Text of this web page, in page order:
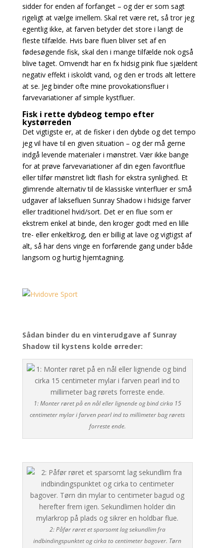
sidder for enden af forfanget – og der er som sagt
rigeligt at vælge imellem. Skal ret være ret, så tror jeg
egentlig ikke, at farven betyder det store i langt de
fleste tilfælde. Hvis bare fluen bliver set af en
fødesøgende fisk, skal den i mange tilfælde nok også
blive taget. Omvendt har en fx hidsig pink flue sjældent
negativ effekt i iskoldt vand, og den er trods alt lettere
at se. Jeg binder ofte mine provokationsfluer i
farvevariationer af simple kystfluer.
Fisk i rette dybdeog tempo efter
kystørreden
Det vigtigste er, at de fisker i den dybde og det tempo
jeg vil have til en given situation – og der må gerne
indgå levende materialer i mønstret. Vær ikke bange
for at prøve farvevariationer af din egen favoritflue
eller tilfør mønstret lidt flash for ekstra synlighed. Et
glimrende alternativ til de klassiske vinterfluer er små
udgaver af laksefluen Sunray Shadow i hidsige farver
eller traditionel hvid/sort. Det er en flue som er
ekstrem enkel at binde, den kroger godt med en lille
tre- eller enkeltkrog, den er billig at lave og vigtigst af
alt, så har dens vinge en forførende gang under både
langsom og hurtig hjemtagning.
Sådan binder du en vinterudgave af Sunray
Shadow til kystens kolde ørreder:
1: Monter røret på en nål eller lignende og bind cirka 15
centimeter mylar i farven pearl ind to millimeter bag rørets
forreste ende.
2: Påfør røret et sparsomt lag sekundlim fra
indbindingspunktet og cirka to centimeter bagover. Tørn